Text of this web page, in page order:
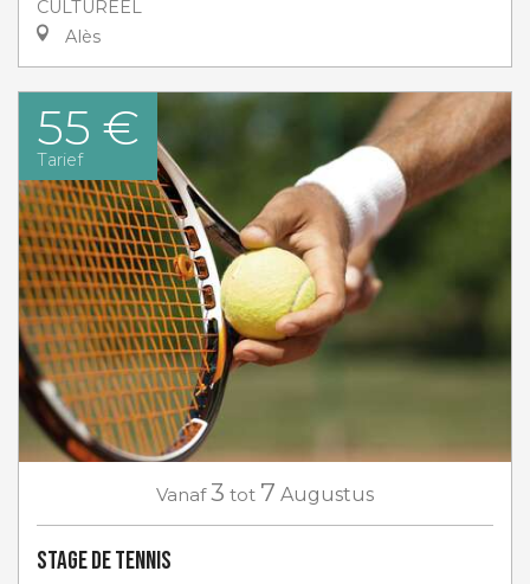
CULTUREEL
Alès
55 €
Tarief
Vanaf 3 tot 7 Augustus
Stage de tennis